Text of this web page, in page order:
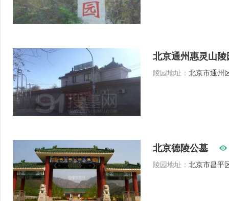
北京通州惠灵山陵
陵园地址： 北京市通州
北京德陵公墓
陵园地址： 北京市昌平